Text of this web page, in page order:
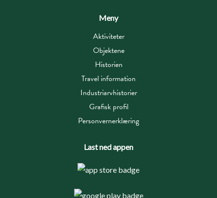
Meny
Aktiviteter
Objektene
Historien
Travel information
Industriarvhistorier
Grafisk profil
Personvernerklæring
Last ned appen